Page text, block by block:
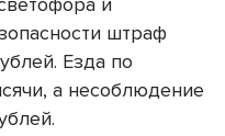
штраф
Езда по
а несоблюдение